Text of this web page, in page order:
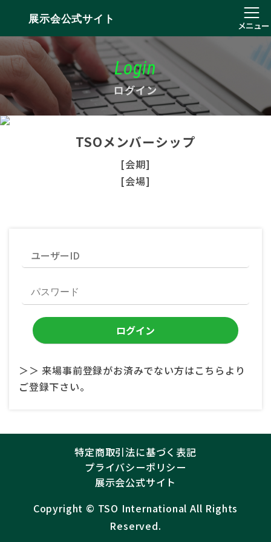
展示会公式サイト
メニュー
Login
ログイン
TSOメンバーシップ
[会期]
[会場]
＞＞ 来場事前登録がお済みでない方はこちらより
ご登録下さい。
特定商取引法に基づく表記
プライバシーポリシー
展示会公式サイト
Copyright ©︎ TSO International All Rights
Reserved.